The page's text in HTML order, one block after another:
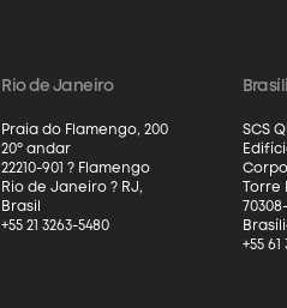
Rio de Janeiro
Praia do Flamengo, 200
20º andar
22210-901 ? Flamengo
Rio de Janeiro ? RJ,
Brasil
+55 21 3263-5480
SCS
Torre
+55 61